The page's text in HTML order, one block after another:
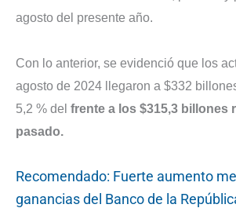
agosto del presente año.
Con lo anterior, se evidenció que los
agosto de 2024 llegaron a $332
5,2 % del frente a los $315,3 billones
pasado.
Recomendado: Fuerte aumento
ganancias del Banco de la